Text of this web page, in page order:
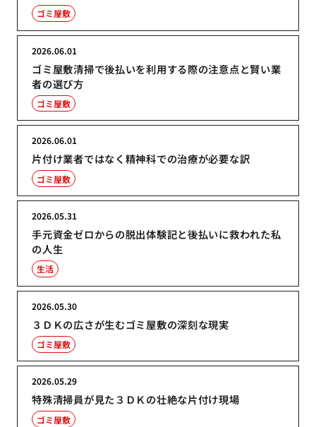
ゴミ屋敷
ゴミ屋敷清掃で後払いを利用する際の注意点と賢い業
者の選び方
2026.06.01
ゴミ屋敷
片付け業者ではなく精神科での治療が必要な訳
2026.06.01
ゴミ屋敷
手元資金ゼロからの脱出体験記と後払いに救われた私
の人生
2026.05.31
生活
３ＤＫの広さが生むゴミ屋敷の深刻な現実
2026.05.30
ゴミ屋敷
特殊清掃員が見た３ＤＫの壮絶な片付け現場
2026.05.29
ゴミ屋敷